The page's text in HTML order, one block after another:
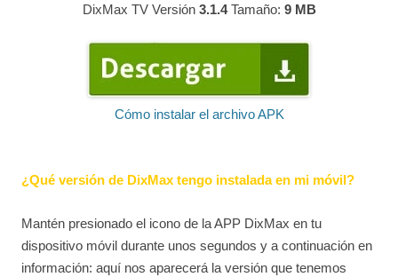
DixMax TV Versión 3.1.4Tamaño: 9 MB
Cómo instalar el archivo APK
¿Qué versión de DixMax tengo instalada en mi móvil?
Mantén presionado el icono de la APP DixMax en tu
dispositivo móvil durante unos segundos y a continuación en
información: aquí nos aparecerá la versión que tenemos